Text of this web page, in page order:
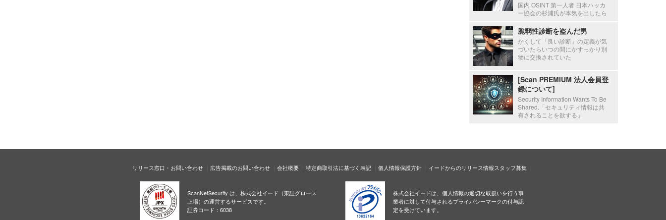
国内 OSINT 第一人者 日本ハッカ
ー協会の杉浦氏が本気を出したら
脆弱性診断を盗んだ男
かくして「良い診断」の定義が気
づいたらいつの間にかすっかり別
物に交換されていた
[Scan PREMIUM 法人会員登
録について]
Security Information Wants To Be
Shared.「セキュリティ情報は共
有されることを欲する」
リリース窓口・お問い合わせ 広告掲載のお問い合わせ 会社概要 特定商取引法に基づく表記 個人情報保護方針 イードからのリリース情報スタッフ募集
ScanNetSecurity は、株式会社イード（東証グロース
上場）の運営するサービスです。
証券コード：6038
株式会社イードは、個人情報の適切な取扱いを行う事
業者に対して付与されるプライバシーマークの付与認
定を受けています。